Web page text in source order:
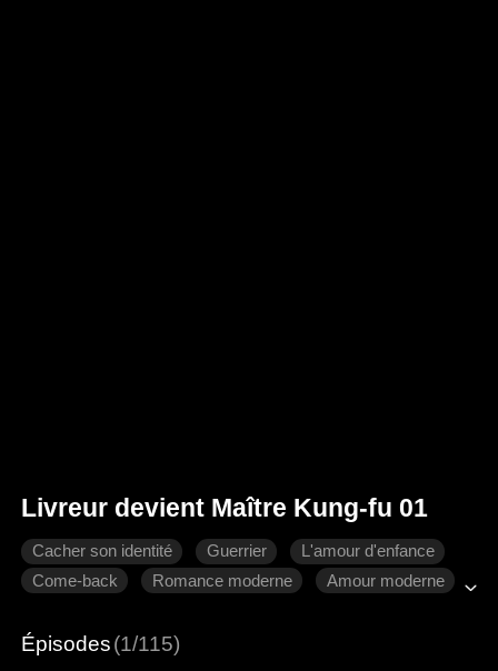
Livreur devient Maître Kung-fu 01
Cacher son identité Guerrier
L'amour d'enfance
Come-back
Romance moderne Amour moderne
Épisodes(1/115)